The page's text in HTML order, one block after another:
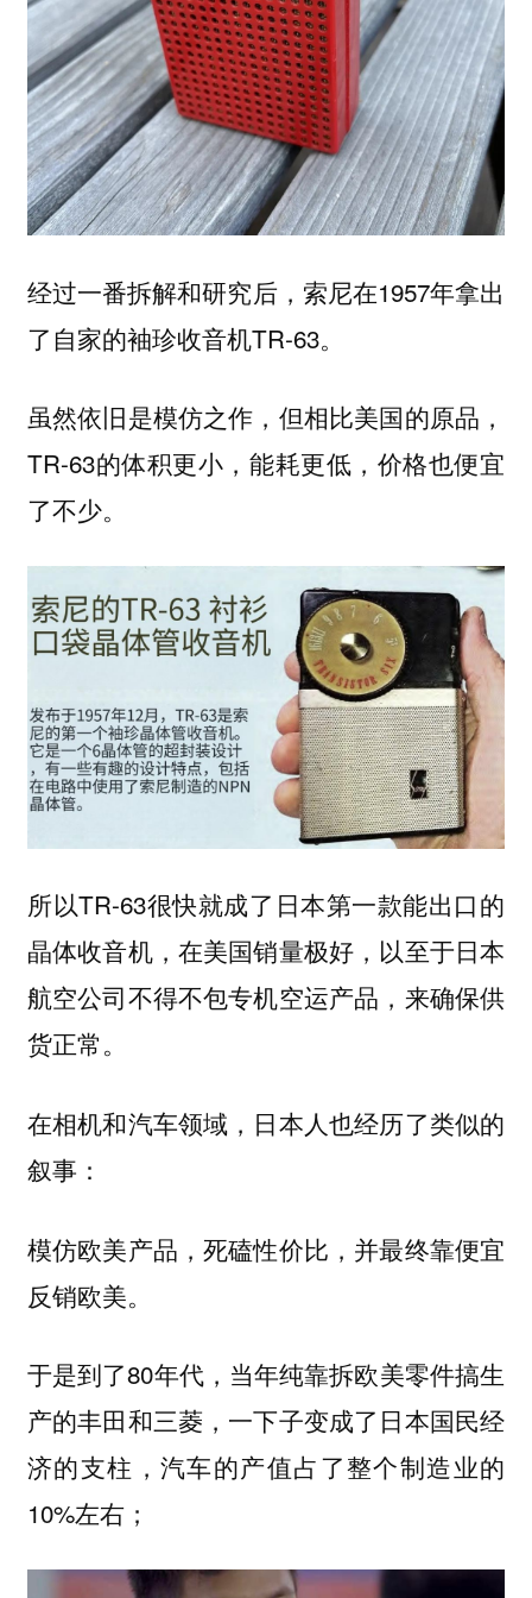
经过一番拆解和研究后，索尼在1957年拿出
了自家的袖珍收音机TR-63。
虽然依旧是模仿之作，但相比美国的原品，
TR-63的体积更小，能耗更低，价格也便宜
了不少。
所以TR-63很快就成了日本第一款能出口的
晶体收音机，在美国销量极好，以至于日本
航空公司不得不包专机空运产品，来确保供
货正常。
在相机和汽车领域，日本人也经历了类似的
叙事：
模仿欧美产品，死磕性价比，并最终靠便宜
反销欧美。
于是到了80年代，当年纯靠拆欧美零件搞生
产的丰田和三菱，一下子变成了日本国民经
济的支柱，汽车的产值占了整个制造业的
10%左右；